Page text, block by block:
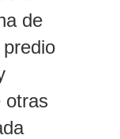
de
otras